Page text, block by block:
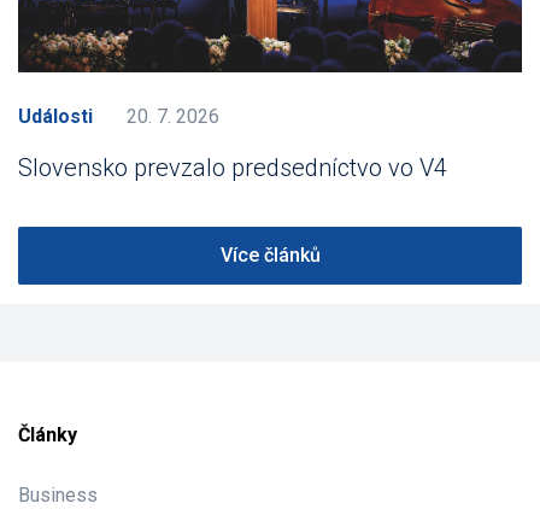
Události 20. 7. 2026
Slovensko prevzalo predsedníctvo vo V4
Více článků
Články
Business